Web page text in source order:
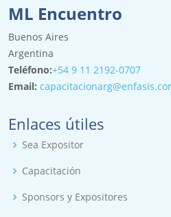
ML Encuentro
Buenos Aires
Argentina
Teléfono:+54 9 11 2192-0707
Email:
Enlaces útiles
Sea Expositor
Capacitación
Sponsors y Expositores